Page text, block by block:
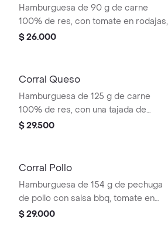
Hamburguesa de 90 g de carne
100% de res, con tomate en rodajas,
cebolla en rodajas, lechuga, salsa
$ 26.000
Corral Queso
Hamburguesa de 125 g de carne
100% de res, con una tajada de
queso tipo mozzarella, tomate en
mostaza
$ 29.500
Corral Pollo
Hamburguesa de 154 g de pechuga
de pollo con salsa bbq, tomate en
rodajas, cebolla en rodajas, lechuga y
$ 29.000